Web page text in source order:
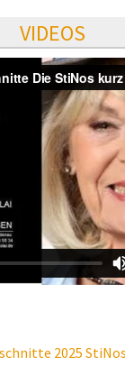
VIDEOS
2025 StiNos